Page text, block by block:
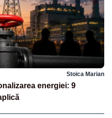
Stoica Marian
energiei: 9